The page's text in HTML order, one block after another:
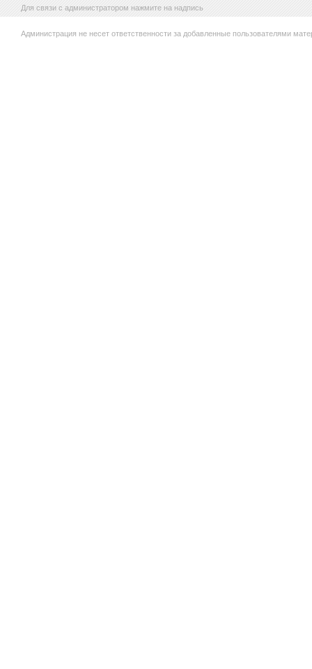
Для связи с администратором нажмите на надпись
Администрация не несет ответственности за добавленные пользователями